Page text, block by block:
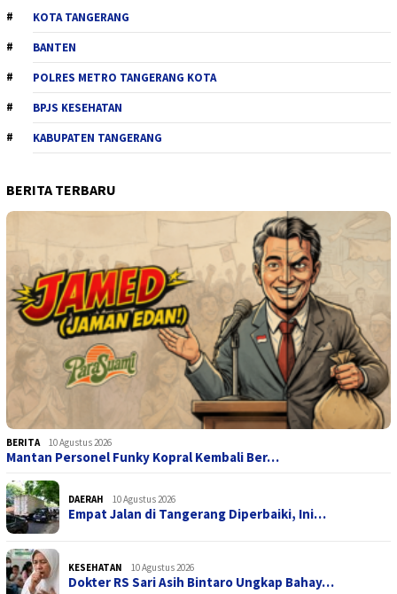
KOTA TANGERANG
BANTEN
POLRES METRO TANGERANG KOTA
BPJS KESEHATAN
KABUPATEN TANGERANG
BERITA TERBARU
BERITA 10 Agustus 2026
Mantan Personel Funky Kopral Kembali Ber…
DAERAH 10 Agustus 2026
Empat Jalan di Tangerang Diperbaiki, Ini…
KESEHATAN 10 Agustus 2026
Dokter RS Sari Asih Bintaro Ungkap Bahay…